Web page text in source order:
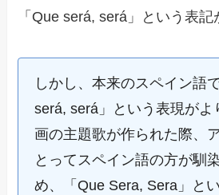
「Que será, será」という表記
しかし、本来のスペイン語
será, será」という表現がよ
画の主題歌が作られた際、
とってスペイン語の方が馴
め、「Que Sera, Sera」と